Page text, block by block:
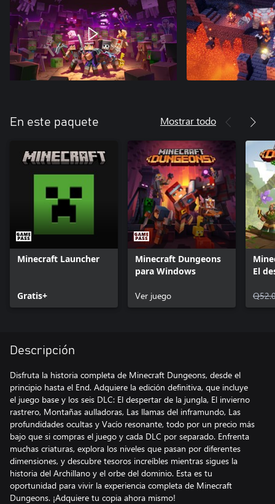
En este paquete Mostrar todo
Minecraft Launcher
Gratis+
Minecraft Dungeons
para Windows
Ver juego
El
Descripción
Disfruta la historia completa de Minecraft Dungeons, desde el
principio hasta el End. Adquiere la edición definitiva, que incluye
el juego base y los seis DLC: El despertar de la jungla, El invierno
rastrero, Montañas aulladoras, Las llamas del inframundo, Las
profundidades ocultas y Vacío resonante, todo por un precio más
bajo que si compras el juego y cada DLC por separado. Enfrenta
muchas criaturas, explora los niveles que pasan por diferentes
dimensiones, y descubre tesoros increíbles mientras sigues la
historia del Archillano y el orbe del dominio. Esta es tu
oportunidad para vivir la experiencia completa de Minecraft
Dungeons. ¡Adquiere tu copia ahora mismo!